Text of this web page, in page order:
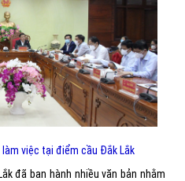
việc tại điểm cầu Đắk Lắk
đã ban hành nhiều văn bản nhằm